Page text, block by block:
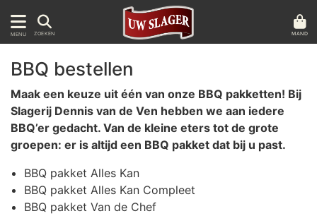
MENU ZOEKEN MAND
BBQ bestellen
Maak een keuze uit één van onze BBQ pakketten! Bij
Slagerij Dennis van de Ven hebben we aan iedere
BBQ’er gedacht. Van de kleine eters tot de grote
groepen: er is altijd een BBQ pakket dat bij u past.
BBQ pakket Alles Kan
BBQ pakket Alles Kan Compleet
BBQ pakket Van de Chef